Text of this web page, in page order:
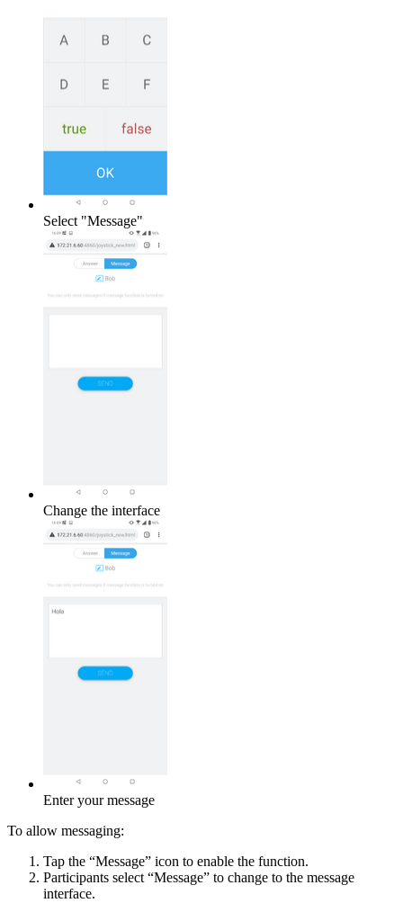
Select "Message"
Change the interface
Enter your message
To allow messaging:
Tap the “Message” icon to enable the function.
Participants select “Message” to change to the message
interface.